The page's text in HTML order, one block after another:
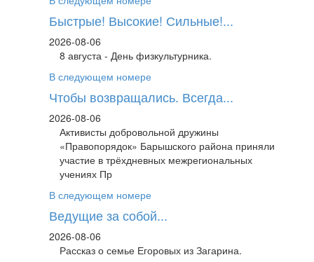
Быстрые! Высокие! Сильные!...
2026-08-06
8 августа - День физкультурника.
В следующем номере
Чтобы возвращались. Всегда...
2026-08-06
Активисты добровольной дружины
«Правопорядок» Барышского района приняли
участие в трёхдневных межрегиональных
учениях Пр
В следующем номере
Ведущие за собой...
2026-08-06
Рассказ о семье Егоровых из Загарина.